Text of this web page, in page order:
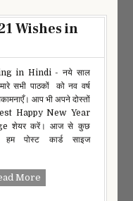
Wishes in
in Hindi - नये साल
सभी पाठकों को नव वर्ष
आप भी अपने दोस्तों
Happy New Year
शेयर करें। आज से कुछ
पोस्ट कार्ड साइज
More